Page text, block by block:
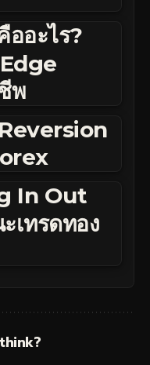
อะไร?
พ
In Out
เทรดทอง